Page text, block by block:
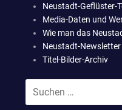
Neustadt-Geflüster-
Media-Daten und
Wie man das
Neustadt-Newsletter
Titel-Bilder-Archiv